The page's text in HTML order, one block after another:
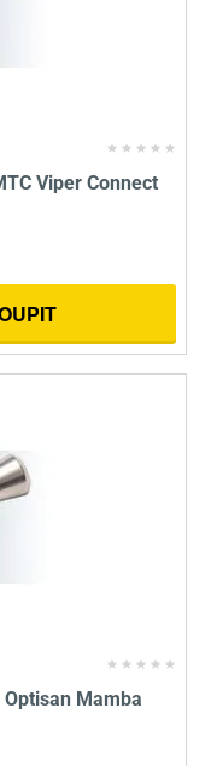
Viper Connect
Mamba